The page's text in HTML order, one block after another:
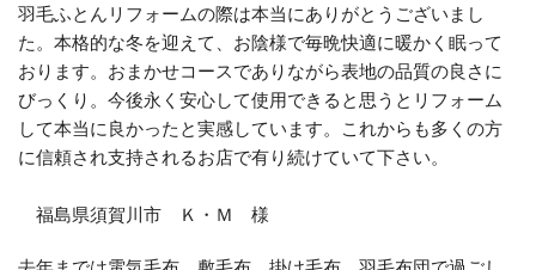
羽毛ふとんリフォームの際は本当にありがとうございまし
た。本格的な冬を迎えて、お陰様で毎晩快適に暖かく眠って
おります。おまかせコースでありながら表地の品質の良さに
びっくり。今後永く安心して使用できると思うとリフォーム
して本当に良かったと実感しています。これからも多くの方
に信頼され支持されるお店で有り続けていて下さい。
福島県須賀川市 Ｋ・Ｍ 様